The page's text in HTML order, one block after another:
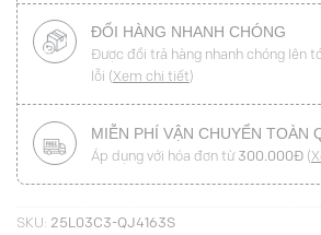
ĐỔI HÀNG NHANH CHÓNG
Được đổi trả hàng nhanh chóng lên
lỗi (Xem chi tiết)
MIỄN PHÍ VẬN CHUYỂN TOÀN
Áp dụng với hóa đơn từ 300.000Đ(
SKU: 25L03C3-QJ4163S